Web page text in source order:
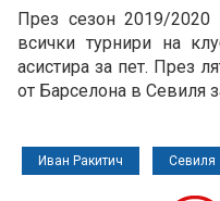
През сезон 2019/
всички турнири на
асистира за пет. През
от Барселона в Севиля
Иван Ракитич Севиля